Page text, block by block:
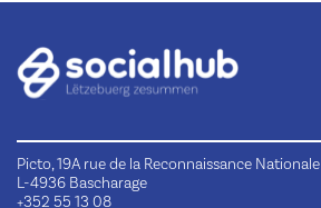
Picto, 19A rue de la Reconnaissance Nationale
L-4936 Bascharage
+352 55 13 08